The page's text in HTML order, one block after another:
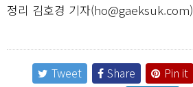
정리 김호경 기자(ho@gaeksuk.com)
Tweet Share Pin it